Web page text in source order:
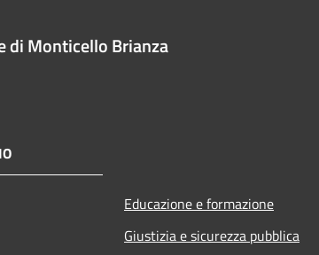
di Monticello Brianza
Educazione e formazione
Giustizia e sicurezza pubblica